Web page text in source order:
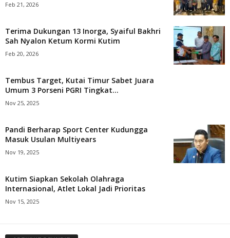
Feb 21, 2026
Terima Dukungan 13 Inorga, Syaiful Bakhri
Sah Nyalon Ketum Kormi Kutim
Feb 20, 2026
Tembus Target, Kutai Timur Sabet Juara
Umum 3 Porseni PGRI Tingkat...
Nov 25, 2025
Pandi Berharap Sport Center Kudungga
Masuk Usulan Multiyears
Nov 19, 2025
Kutim Siapkan Sekolah Olahraga
Internasional, Atlet Lokal Jadi Prioritas
Nov 15, 2025